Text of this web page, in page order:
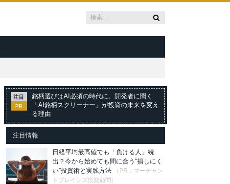
注目
PR
銘柄選びはAI必須の時代に。開発者に聞く
「AI銘柄スクリーナー」が投資の未来を変え
る理由
注目情報
日経平均最高値でも「負ける人」続
出？今から始めても間に合う“損しにく
い”投資術と実践方法
（PR：マーチャン
トブレインズ投資顧問）